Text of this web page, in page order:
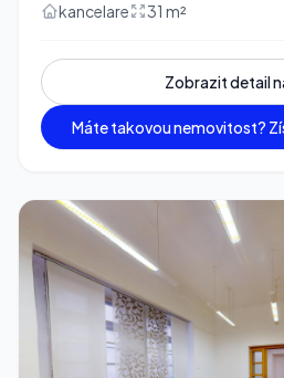
kancelare 31 m²
Zobrazit detail
Máte takovou nemovitost?